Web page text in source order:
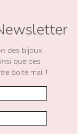
des bijoux
que des
boite mail !